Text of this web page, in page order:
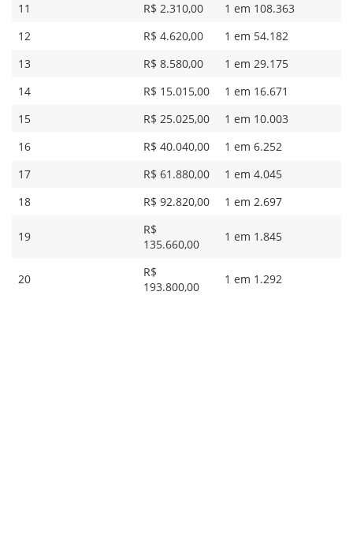
11
R$ 2.310,00
1 em 108.363
12
R$ 4.620,00
1 em 54.182
13
R$ 8.580,00
1 em 29.175
14
R$ 15.015,00
1 em 16.671
15
R$ 25.025,00
1 em 10.003
16
R$ 40.040,00
1 em 6.252
17
R$ 61.880,00
1 em 4.045
18
R$ 92.820,00 1 em 2.697
19
R$
135.660,00
1 em 1.845
20
R$
193.800,00
1 em 1.292